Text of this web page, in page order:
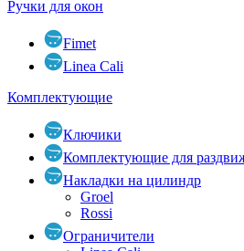
Ручки для окон
Fimet
Linea Cali
Комплектующие
Ключики
Комплектующие для
Накладки на цилиндр
Groel
Rossi
Ограничители